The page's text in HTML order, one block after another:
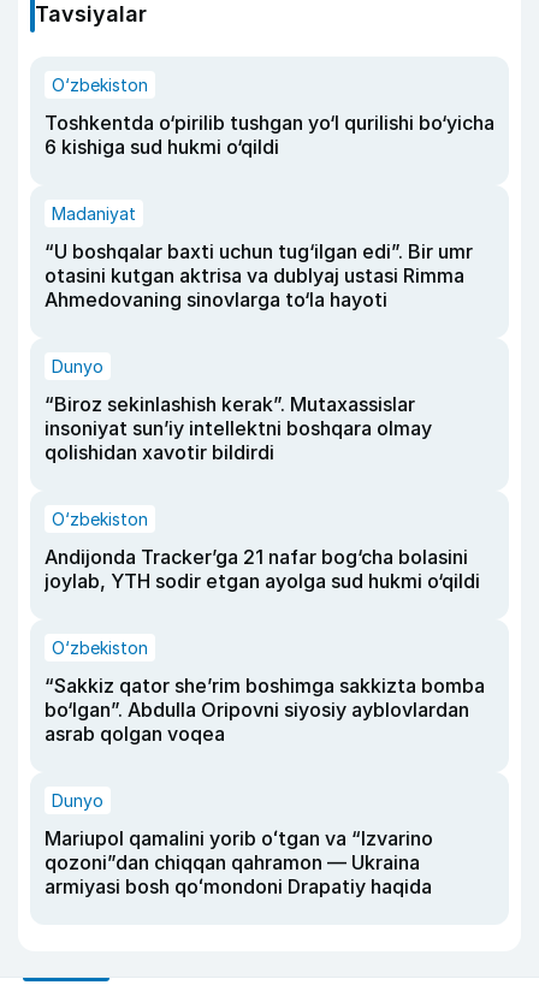
Tavsiyalar
O‘zbekiston
Toshkentda o‘pirilib tushgan yo‘l qurilishi bo‘yicha
6 kishiga sud hukmi o‘qildi
Madaniyat
“U boshqalar baxti uchun tug‘ilgan edi”. Bir umr
otasini kutgan aktrisa va dublyaj ustasi Rimma
Ahmedovaning sinovlarga to‘la hayoti
Dunyo
“Biroz sekinlashish kerak”. Mutaxassislar
insoniyat sun’iy intellektni boshqara olmay
qolishidan xavotir bildirdi
O‘zbekiston
Andijonda Tracker’ga 21 nafar bog‘cha bolasini
joylab, YTH sodir etgan ayolga sud hukmi o‘qildi
O‘zbekiston
“Sakkiz qator she’rim boshimga sakkizta bomba
bo‘lgan”. Abdulla Oripovni siyosiy ayblovlardan
asrab qolgan voqea
Dunyo
Mariupol qamalini yorib oʻtgan va “Izvarino
qozoni”dan chiqqan qahramon — Ukraina
armiyasi bosh qoʻmondoni Drapatiy haqida